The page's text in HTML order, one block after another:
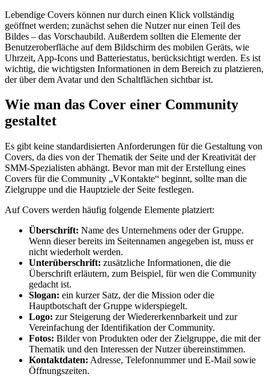
Lebendige Covers können nur durch einen Klick vollständig
geöffnet werden; zunächst sehen die Nutzer nur einen Teil des
Bildes – das Vorschaubild. Außerdem sollten die Elemente der
Benutzeroberfläche auf dem Bildschirm des mobilen Geräts, wie
Uhrzeit, App-Icons und Batteriestatus, berücksichtigt werden. Es ist
wichtig, die wichtigsten Informationen in dem Bereich zu platzieren,
der über dem Avatar und den Schaltflächen sichtbar ist.
Wie man das Cover einer Community
gestaltet
Es gibt keine standardisierten Anforderungen für die Gestaltung von
Covers, da dies von der Thematik der Seite und der Kreativität der
SMM-Spezialisten abhängt. Bevor man mit der Erstellung eines
Covers für die Community „VKontakte“ beginnt, sollte man die
Zielgruppe und die Hauptziele der Seite festlegen.
Auf Covers werden häufig folgende Elemente platziert:
Überschrift: Name des Unternehmens oder der Gruppe.
Wenn dieser bereits im Seitennamen angegeben ist, muss er
nicht wiederholt werden.
Unterüberschrift: zusätzliche Informationen, die die
Überschrift erläutern, zum Beispiel, für wen die Community
gedacht ist.
Slogan: ein kurzer Satz, der die Mission oder die
Hauptbotschaft der Gruppe widerspiegelt.
Logo: zur Steigerung der Wiedererkennbarkeit und zur
Vereinfachung der Identifikation der Community.
Fotos: Bilder von Produkten oder der Zielgruppe, die mit der
Thematik und den Interessen der Nutzer übereinstimmen.
Kontaktdaten: Adresse, Telefonnummer und E-Mail sowie
Öffnungszeiten.